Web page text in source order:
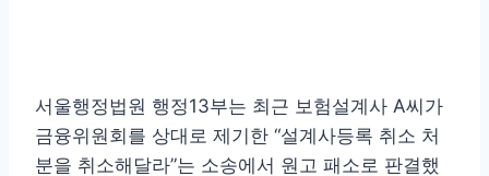
서울행정법원 행정13부는 최근 보험설계사 A씨가
금융위원회를 상대로 제기한 “설계사등록 취소 처
분을 취소해달라”는 소송에서 원고 패소로 판결했